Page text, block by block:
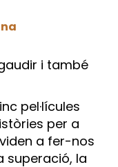
i també
pel·lícules
per a
a fer-nos
superació, la